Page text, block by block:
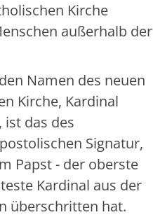
Kirche
außerhalb der
Namen des neuen
Kirche, Kardinal
das des
Signatur,
Papst - der oberste
Kardinal aus der
überschritten hat.